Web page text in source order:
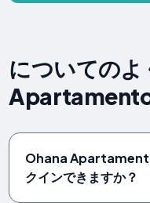
についての
Ohana
クインできますか？